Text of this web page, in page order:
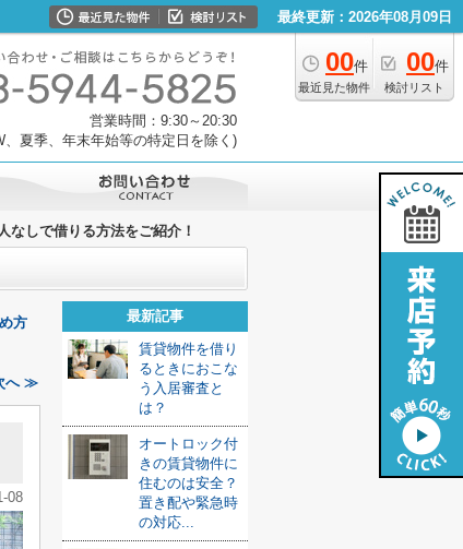
最終更新：2026年08月09日
00件
最近見た物件
00件
検討リスト
営業時間：9:30～20:30
、夏季、年末年始等の特定日を除く)
なしで借りる方法をご紹介！
方
へ ≫
08
最新記事
賃貸物件を借り
るときにおこな
う入居審査と
は？
オートロック付
きの賃貸物件に
住むのは安全？
置き配や緊急時
の対応...